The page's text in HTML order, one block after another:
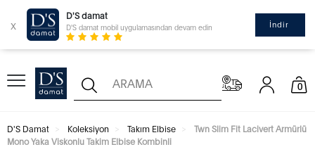
x
D'S damat
D'S damat mobil uygulamasından devam edin İndir
0
D'S Damat Koleksiyon Takım Elbise
Twn Slim Fit Lacivert Armürlü
Mono Yaka Viskonlu Takim Elbise Kombinli